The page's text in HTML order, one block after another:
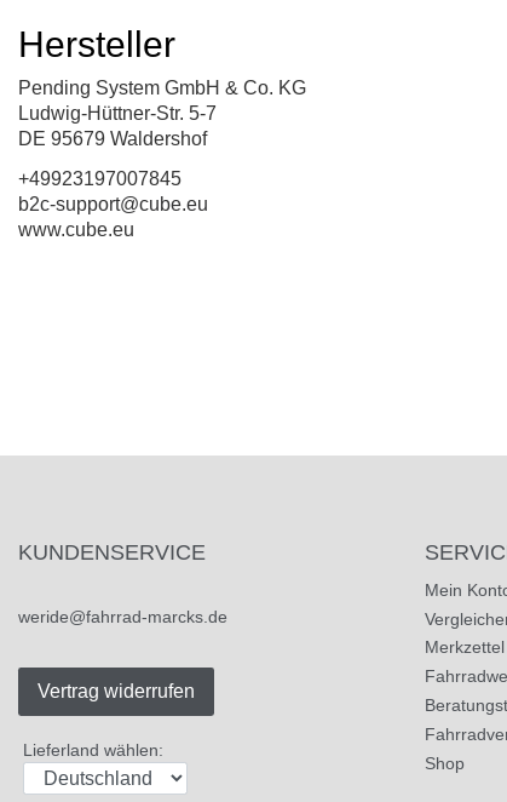
Hersteller
Pending System GmbH & Co. KG
Ludwig-Hüttner-Str. 5-7
DE 95679 Waldershof
+49923197007845
b2c-support@cube.eu
www.cube.eu
KUNDENSERVICE
weride@fahrrad-marcks.de
Vertrag widerrufen
Lieferland wählen:
Mein
Merkzettel
Shop